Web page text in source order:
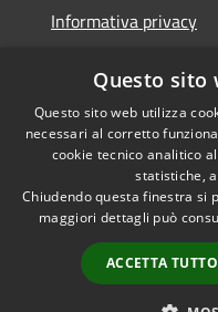
Informativa privacy
Dichiarazione di
RSS
Accessibilità
Questo sito
Questo sito web utilizza
necessari al corretto
cookie tecnico analitico
statistiche,
Chiudendo questa finestra si
maggiori dettagli può
ACCETTA TUTTO